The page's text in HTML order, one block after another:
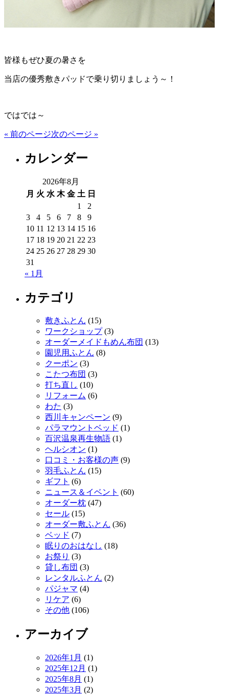
皆様もぜひ夏の暑さを
当店の優秀敷きパッドで乗り切りましょう～！
ではでは～
« 前のページ次のページ »
カレンダー
2026年8月
月 火 水 木 金 土 日
1
2
3
4 5 6 7 8
9
10 11 12 13 14 15 16
17 18 19 20 21 22 23
24 25 26 27 28 29 30
31
« 1月
カテゴリ
敷きふとん (15)
ワークショップ(3)
オーダーメイドもめん布団 (13)
園児用ふとん (8)
クーポン (3)
こたつ布団 (3)
打ち直し (10)
リフォーム (6)
わた (3)
西川キャンペーン (9)
パラマウントベッド (1)
百沢温泉再生物語 (1)
ヘルシオン (1)
口コミ・お客様の声 (9)
羽毛ふとん (15)
ギフト (6)
ニュース＆イベント (60)
オーダー枕 (47)
セール (15)
オーダー敷ふとん (36)
ベッド (7)
眠りのおはなし (18)
お祭り (3)
貸し布団 (3)
レンタルふとん (2)
パジャマ (4)
リケア (6)
その他 (106)
アーカイブ
2026年1月 (1)
2025年12月 (1)
2025年8月 (1)
2025年3月 (2)